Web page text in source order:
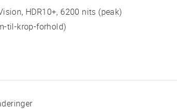
HDR10+, 6200 nits (peak)
til-krop-forhold)